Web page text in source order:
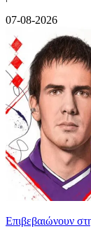
07-08-2026
Επιβεβαιώνουν